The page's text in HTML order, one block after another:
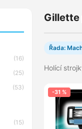
(16)
(25)
(53)
(15)
Gillette
Řada:
Holící
-31 %